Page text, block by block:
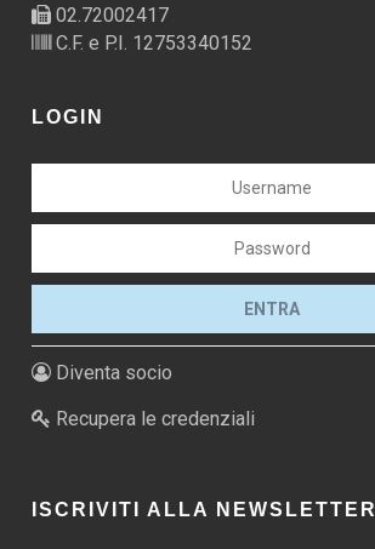
02.72002417
C.F. e P.I. 12753340152
LOGIN
Diventa socio
Recupera le credenziali
ISCRIVITI ALLA NEWSLETTER